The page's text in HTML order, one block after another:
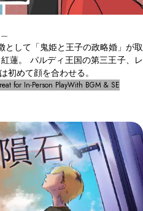
として「鬼姫と王子の政略婚」が取
蓮。 パルディ王国の第三王子、レ
初めて顔を合わせる。
for In-Person PlayWith BGM & SE